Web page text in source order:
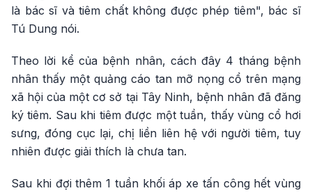
là bác sĩ và tiêm chất không được phép tiêm", bác sĩ
Tú Dung nói.
Theo lời kể của bệnh nhân, cách đây 4 tháng bệnh
nhân thấy một quảng cáo tan mỡ nọng cổ trên mạng
xã hội của một cơ sở tại Tây Ninh, bệnh nhân đã đăng
ký tiêm. Sau khi tiêm được một tuần, thấy vùng cổ hơi
sưng, đóng cục lại, chị liền liên hệ với người tiêm, tuy
nhiên được giải thích là chưa tan.
Sau khi đợi thêm 1 tuần khối áp xe tấn công hết vùng